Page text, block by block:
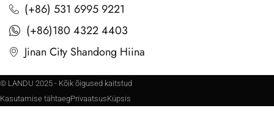
(+86) 531 6995 9221
(+86)180 4322 4403
Jinan City Shandong Hiina
© LANDU 2025 - Kõik õigused kaitstud
Kasutamise tähtaegPrivaatsusKüpsis